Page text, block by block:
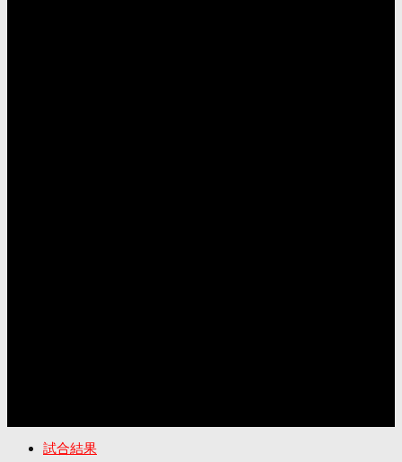
試合結果